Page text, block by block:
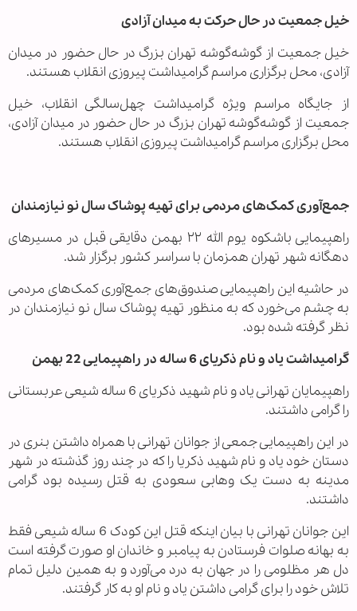
خیل جمعیت در حال حرکت به‌ میدان آزادی
خیل جمعیت از گوشه‌گوشه تهران بزرگ در حال حضور در میدان
آزادی، محل برگزاری مراسم گرامیداشت پیروزی انقلاب هستند.
از جایگاه مراسم ویژه گرامیداشت چهل‌سالگی انقلاب، خیل
جمعیت از گوشه‌گوشه تهران بزرگ در حال حضور در میدان آزادی،
محل برگزاری مراسم گرامیداشت پیروزی انقلاب هستند.
جمع‌آوری کمک‌های مردمی برای تهیه پوشاک سال نو نیازمندان
راهپیمایی باشکوه یوم الله ۲۲ بهمن دقایقی قبل در مسیرهای
دهگانه شهر تهران همزمان با سراسر کشور برگزار شد.
در حاشیه این راهپیمایی صندوق‌های جمع‌آوری کمک‌های مردمی
به چشم می‌خورد که به منظور تهیه پوشاک سال نو نیازمندان در
نظر گرفته شده بود.
گرامیداشت یاد و نام ذکریای 6 ساله در راهپیمایی 22 بهمن
راهپیمایان تهرانی یاد و نام شهید ذکریای 6 ساله شیعی عربستانی
را گرامی داشتند.
در این راهپیمایی جمعی از جوانان تهرانی با همراه داشتن بنری در
دستان خود یاد و نام شهید ذکریا را که در چند روز گذشته در شهر
مدینه به دست یک وهابی سعودی به قتل رسیده بود گرامی
داشتند.
این جوانان تهرانی با بیان اینکه قتل این کودک 6 ساله شیعی فقط
به بهانه صلوات فرستادن به پیامبر و خاندان او صورت گرفته است
دل هر مظلومی را در جهان به درد می‌آورد و به همین دلیل تمام
تلاش خود را برای گرامی داشتن یاد و نام او به کار گرفتند.